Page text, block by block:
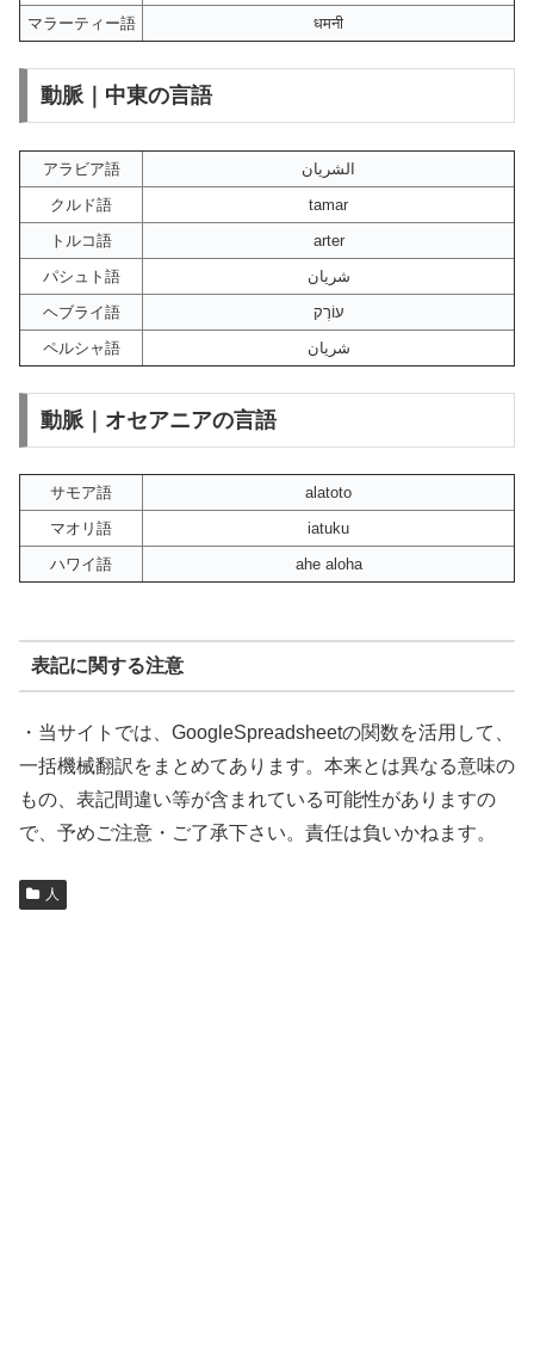
マラーティー語
धमनी
動脈｜中東の言語
アラビア語
الشريان
クルド語
tamar
トルコ語
arter
パシュト語
شریان
ヘブライ語
עוֹרֶק
ペルシャ語
شریان
動脈｜オセアニアの言語
サモア語
alatoto
マオリ語
iatuku
ハワイ語
ahe aloha
表記に関する注意
・当サイトでは、GoogleSpreadsheetの関数を活用して、
一括機械翻訳をまとめてあります。本来とは異なる意味の
もの、表記間違い等が含まれている可能性がありますの
で、予めご注意・ご了承下さい。責任は負いかねます。
人